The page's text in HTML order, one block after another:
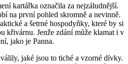
kartářka označila za nejzáludnější.
na první pohled skromně a nevinně.
a šetrné hospodyňky, které by si
křivárnu. Jenže zdání může klamat i v
jako je Panna.
jaké jsou to tiché a vzorné dívky.